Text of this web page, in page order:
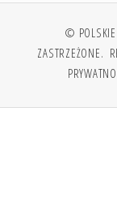
© POLSKIE
ZASTRZEŻONE.